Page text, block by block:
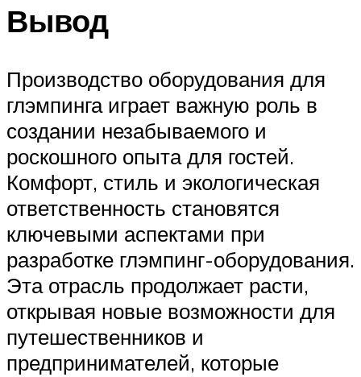
Вывод
Производство оборудования для
глэмпинга играет важную роль в
создании незабываемого и
роскошного опыта для гостей.
Комфорт, стиль и экологическая
ответственность становятся
ключевыми аспектами при
разработке глэмпинг-оборудования.
Эта отрасль продолжает расти,
открывая новые возможности для
путешественников и
предпринимателей, которые